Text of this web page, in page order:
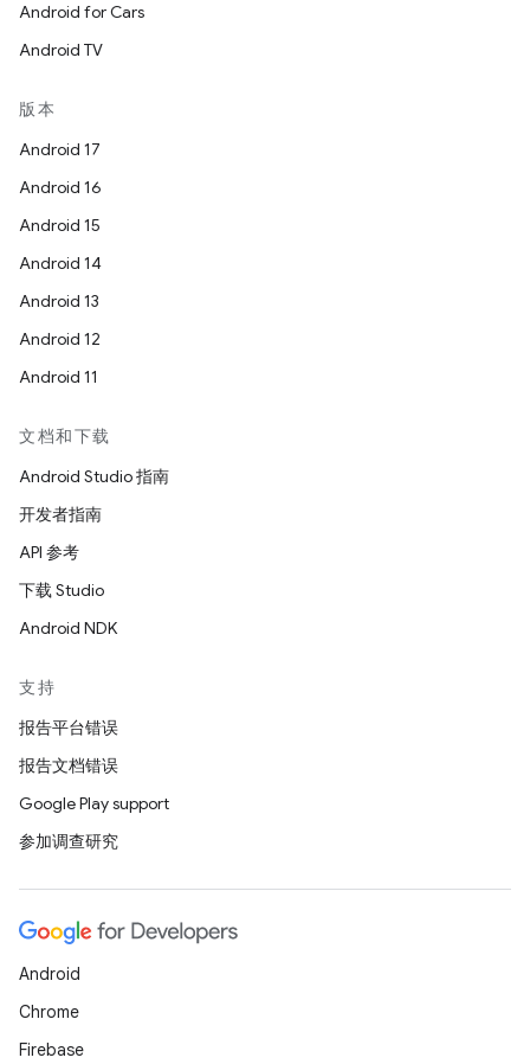
Android for Cars
Android TV
版本
Android 17
Android 16
Android 15
Android 14
Android 13
Android 12
Android 11
文档和下载
Android Studio 指南
开发者指南
API 参考
下载 Studio
Android NDK
支持
报告平台错误
报告文档错误
Google Play support
参加调查研究
Android
Chrome
Firebase